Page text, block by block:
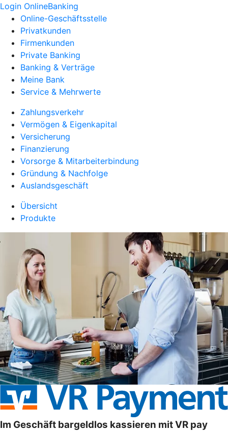
Login OnlineBanking
Online-Geschäftsstelle
Privatkunden
Firmenkunden
Private Banking
Banking & Verträge
Meine Bank
Service & Mehrwerte
Zahlungsverkehr
Vermögen & Eigenkapital
Versicherung
Finanzierung
Vorsorge & Mitarbeiterbindung
Gründung & Nachfolge
Auslandsgeschäft
Übersicht
Produkte
Im Geschäft bargeldlos kassieren mit VR pay